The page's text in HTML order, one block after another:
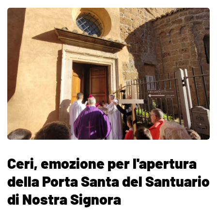
Ceri, emozione per l'apertura
della Porta Santa del Santuario
di Nostra Signora